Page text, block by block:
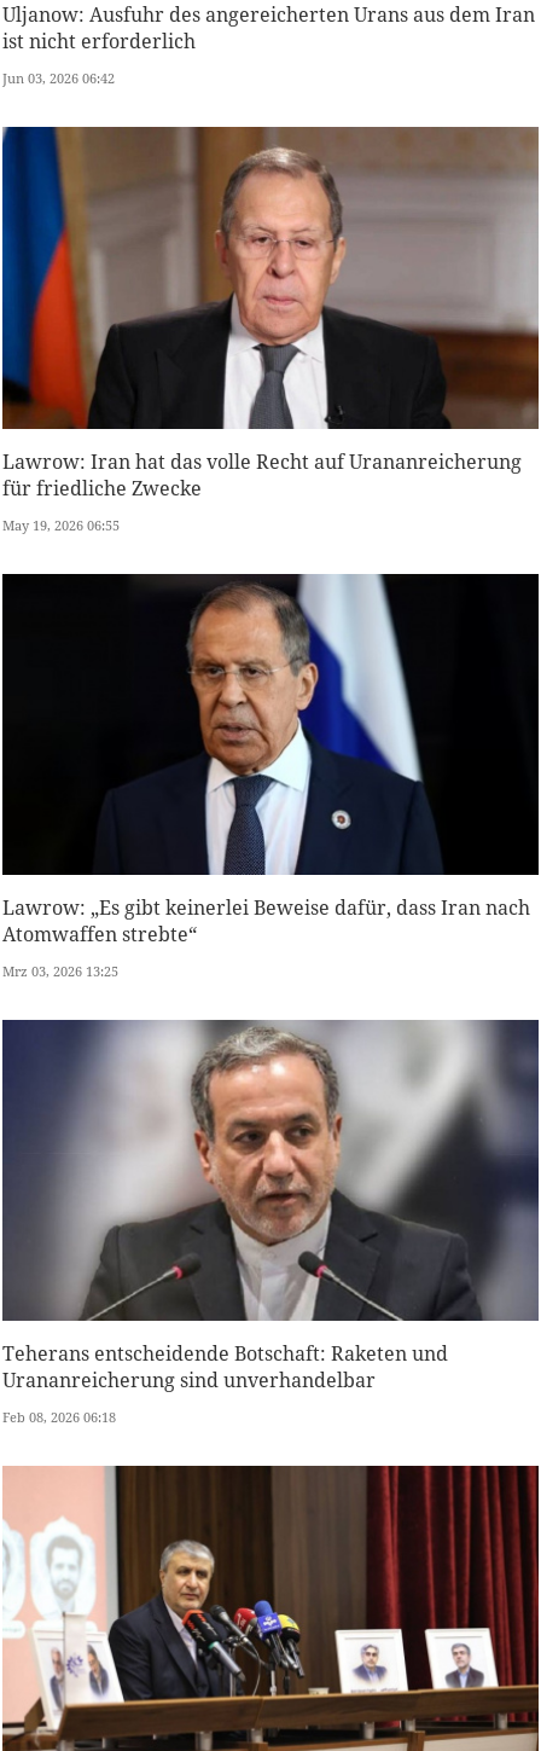
Uljanow: Ausfuhr des angereicherten Urans aus dem Iran
ist nicht erforderlich
Jun 03, 2026 06:42
Lawrow: Iran hat das volle Recht auf Urananreicherung
für friedliche Zwecke
May 19, 2026 06:55
Lawrow: „Es gibt keinerlei Beweise dafür, dass Iran nach
Atomwaffen strebte“
Mrz 03, 2026 13:25
Teherans entscheidende Botschaft: Raketen und
Urananreicherung sind unverhandelbar
Feb 08, 2026 06:18